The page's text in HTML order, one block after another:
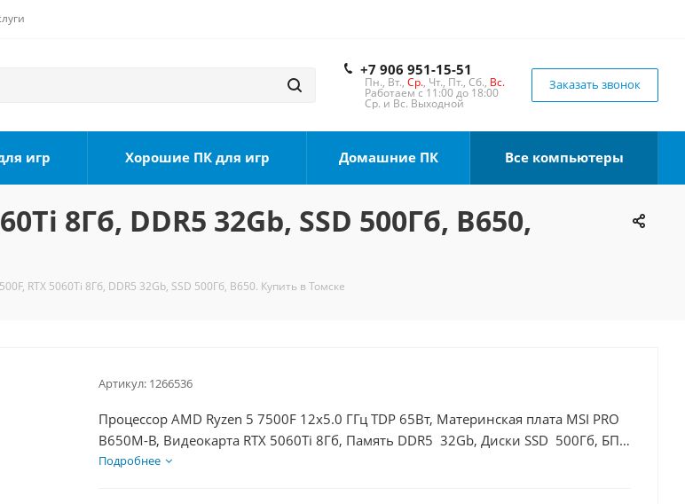
+7 906 951-15-51
Пн., Вт., Ср., Чт., Пт., Сб., Вс.
Работаем с 11:00 до 18:00
Ср. и Вс. Выходной
Заказать звонок
игр Хорошие ПК для игр Домашние ПК Все компьютеры
8Гб, DDR5 32Gb, SSD 500Гб, B650,
RTX 5060Ti 8Гб, DDR5 32Gb, SSD 500Гб, B650. Купить в Томске
Артикул: 1266536
Процессор AMD Ryzen 5 7500F 12x5.0 ГГц TDP 65Вт, Материнская плата MSI PRO
B650M-B, Видеокарта RTX 5060Ti 8Гб, Память DDR5 32Gb, Диски SSD 500Гб, БП
600Вт
Подробнее